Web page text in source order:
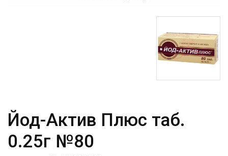
Йод-Актив Плюс таб.
0.25г №80